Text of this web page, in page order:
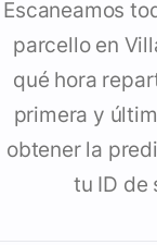
Escaneamos
parcello en
qué hora
primera y
obtener la
tu ID de